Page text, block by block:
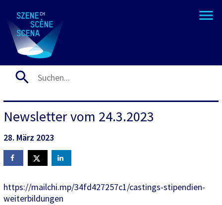
Newsletter vom 24.3.2023
28. März 2023
https://mailchi.mp/34fd427257c1/castings-stipendien-
weiterbildungen